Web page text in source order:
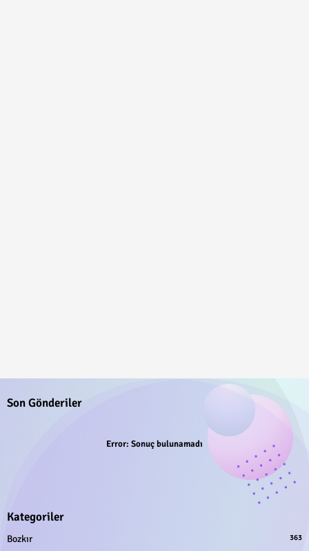
Son Gönderiler
Error: Sonuç bulunamadı
Kategoriler
Bozkır 363